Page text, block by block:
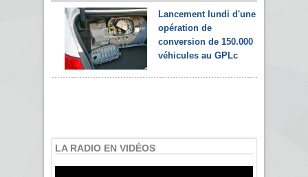
Lancement lundi d'une
opération de
conversion de 150.000
véhicules au GPLc
LA RADIO EN VIDÉOS